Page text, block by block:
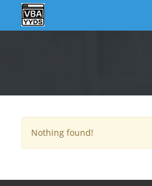
Nothing found!